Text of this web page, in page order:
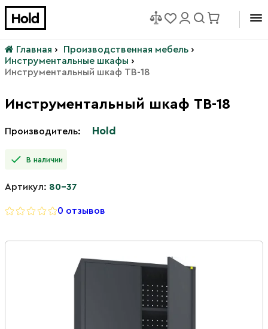
Главная › Производственная мебель ›
Инструментальные шкафы ›
Инструментальный шкаф TB-18
Инструментальный шкаф TB-18
Производитель: Hold
В наличии
Артикул: 80-37
0 отзывов